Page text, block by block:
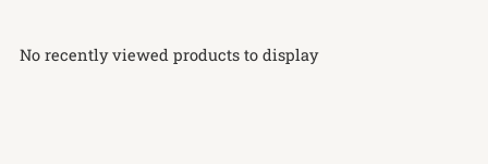
No recently viewed products to display